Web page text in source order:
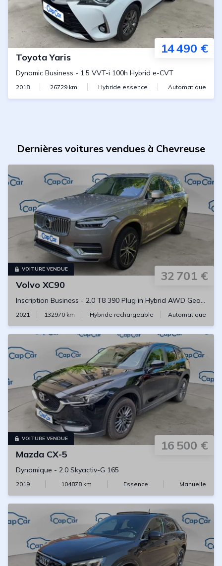
14 490 €
Toyota Yaris
Dynamic Business - 1.5 VVT-i 100h Hybrid e-CVT
2018 26729 km Hybride essence Automatique
Dernières voitures vendues à Chevreuse
VOITURE VENDUE 32 701 €
Volvo XC90
Inscription Business - 2.0 T8 390 Plug in Hybrid AWD Geartronic8
2021 132970 km Hybride rechargeable Automatique
VOITURE VENDUE 16 500 €
Mazda CX-5
Dynamique - 2.0 Skyactiv-G 165
2019 104878 km Essence Manuelle